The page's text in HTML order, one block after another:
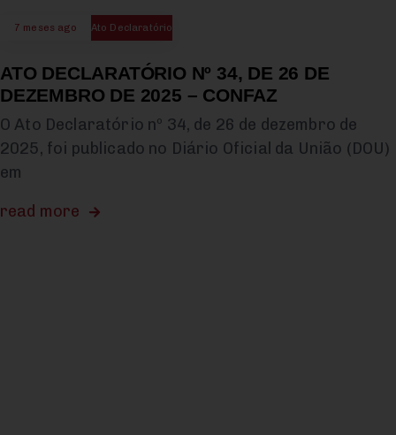
7 meses ago Ato Declaratório
ATO DECLARATÓRIO Nº 34, DE 26 DE
DEZEMBRO DE 2025 – CONFAZ
O Ato Declaratório nº 34, de 26 de dezembro de
2025, foi publicado no Diário Oficial da União (DOU)
em
read more